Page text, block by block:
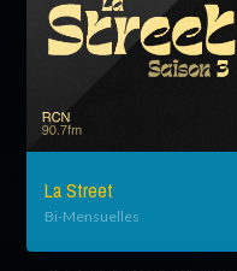
La Street
Bi-Mensuelles